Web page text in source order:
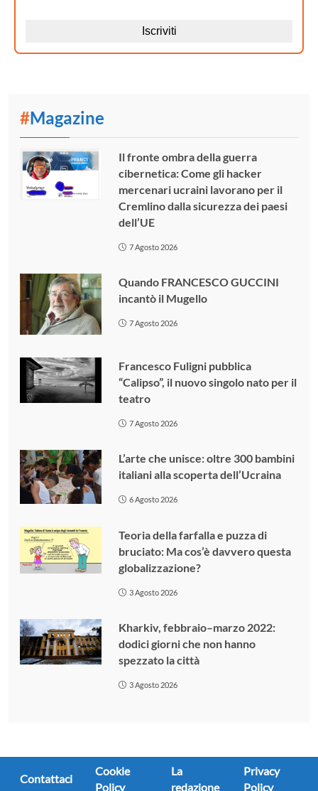
#Magazine
Il fronte ombra della guerra
cibernetica: Come gli hacker
mercenari ucraini lavorano per il
Cremlino dalla sicurezza dei paesi
dell’UE
7 Agosto 2026
Quando FRANCESCO GUCCINI
incantò il Mugello
7 Agosto 2026
Francesco Fuligni pubblica
“Calipso”, il nuovo singolo nato per il
teatro
7 Agosto 2026
L’arte che unisce: oltre 300 bambini
italiani alla scoperta dell’Ucraina
6 Agosto 2026
Teoria della farfalla e puzza di
bruciato: Ma cos’è davvero questa
globalizzazione?
3 Agosto 2026
Kharkiv, febbraio–marzo 2022:
dodici giorni che non hanno
spezzato la città
3 Agosto 2026
Contattaci
Cookie
Policy
La
redazione
Privacy
Policy